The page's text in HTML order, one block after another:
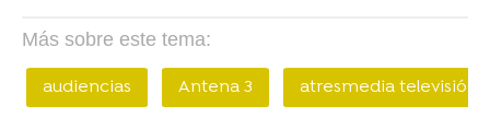
Más sobre este tema:
audiencias Antena 3 atresmedia televisión